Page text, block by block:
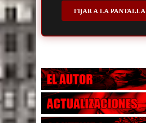
FIJAR A LA PANTALLA